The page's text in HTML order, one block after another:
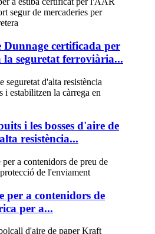
Dunnage certificada per
seguretat ferroviària...
i les bosses d'aire de
resistència...
per a contenidors de
per a...